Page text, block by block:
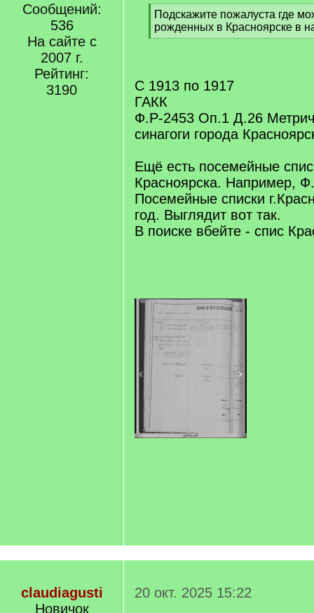
Сообщений:
536
На сайте с
2007 г.
Рейтинг:
3190
[
q
]
Подскажите пожалуста где
рожденных в Красноярске в
[
С 1913 по 1917
ГАКК
Ф.Р-2453 Оп.1 Д.26
синагоги города
Ещё есть посемейные
Красноярска. Например,
Посемейные списки
год. Выглядит вот так.
В поиске вбейте - спис
claudiagusti
Новичок
20 окт. 2025 15:22